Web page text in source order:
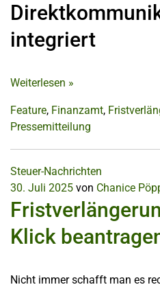
integriert
Weiterlesen »
Feature, Finanzamt,
Pressemitteilung
Steuer-Nachrichten
30. Juli 2025 von Chanice
Klick
Nicht immer schafft man es